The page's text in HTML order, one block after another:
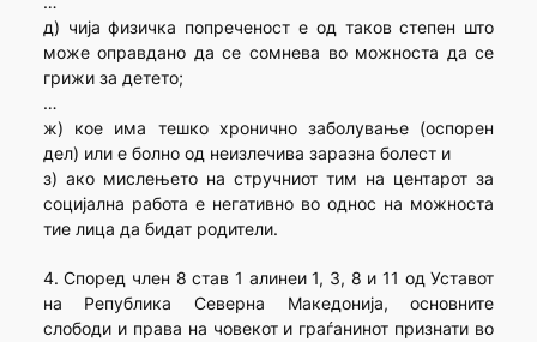
д) чија физичка попреченост е од таков степен што
може оправдано да се сомнева во можноста да се
грижи за детето;
…
ж) кое има тешко хронично заболување (оспорен
дел) или е болно од неизлечива заразна болест и
з) ако мислењето на стручниот тим на центарот за
социјална работа е негативно во однос на можноста
тие лица да бидат родители.
4. Според член 8 став 1 алинеи 1, 3, 8 и 11 од Уставот
на Република Северна Македонија, основните
слободи и права на човекот и граѓанинот признати во